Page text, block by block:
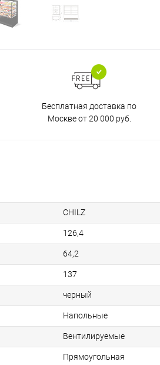
Бесплатная доставка по
Москве от 20 000 руб.
CHILZ
126,4
64,2
137
черный
Напольные
Вентилируемые
Прямоугольная